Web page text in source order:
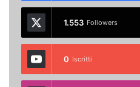
1.553 Followers
0 Iscritti